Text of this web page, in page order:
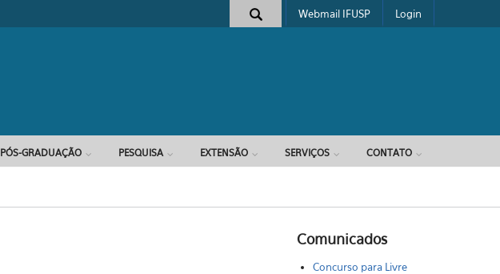
Formulário de busca
Webmail IFUSP Login
PÓS-GRADUAÇÃO PESQUISA EXTENSÃO SERVIÇOS CONTATO
Comunicados
Concurso para Livre